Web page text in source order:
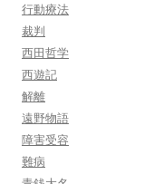
行動療法
裁判
西田哲学
西遊記
解離
遠野物語
障害受容
難病